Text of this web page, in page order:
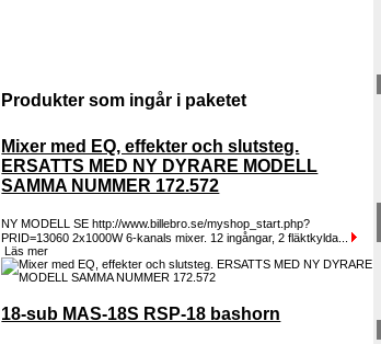
Produkter som ingår i paketet
Mixer med EQ, effekter och slutsteg.
ERSATTS MED NY DYRARE MODELL
SAMMA NUMMER 172.572
NY MODELL SE http://www.billebro.se/myshop_start.php?
PRID=13060 2x1000W 6-kanals mixer. 12 ingångar, 2 fläktkylda...
Läs mer
18-sub MAS-18S RSP-18 bashorn